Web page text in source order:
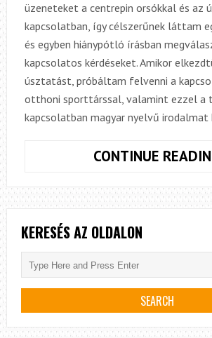
üzeneteket a centrepin orsókkal és az
kapcsolatban, így célszerűnek láttam
és egyben hiánypótló írásban
kapcsolatos kérdéseket. Amikor
úsztatást, próbáltam felvenni a
otthoni sporttárssal, valamint ezzel a
kapcsolatban magyar nyelvű irodalmat
CONTINUE
KERESÉS AZ OLDALON